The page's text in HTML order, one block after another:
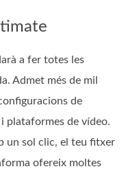
a fer totes les
Admet més de mil
de
plataformes de vídeo.
un sol clic, el teu fitxer
ofereix moltes